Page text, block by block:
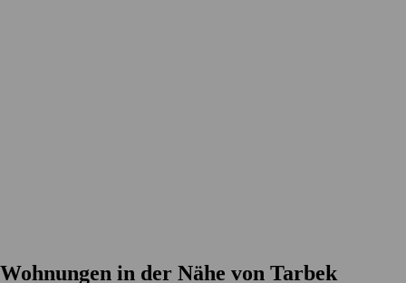
Wohnungen in der Nähe von Tarbek